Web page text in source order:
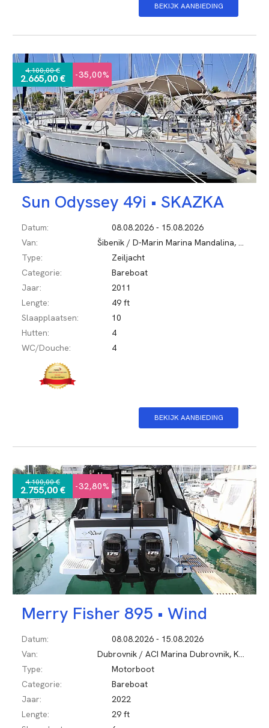
BEKIJK AANBIEDING
-35,00%
4.100,00 €
2.665,00 €
Sun Odyssey 49i • SKAZKA
Datum:
08.08.2026 - 15.08.2026
Van:
Šibenik / D-Marin Marina Mandalina, Kroatië
Type:
Zeiljacht
Categorie:
Bareboat
Jaar:
2011
Lengte:
49 ft
Slaapplaatsen:
10
Hutten:
4
WC/Douche:
4
BEKIJK AANBIEDING
-32,80%
4.100,00 €
2.755,00 €
Merry Fisher 895 • Wind
Datum:
08.08.2026 - 15.08.2026
Van:
Dubrovnik / ACI Marina Dubrovnik, Kroatië
Type:
Motorboot
Categorie:
Bareboat
Jaar:
2022
Lengte:
29 ft